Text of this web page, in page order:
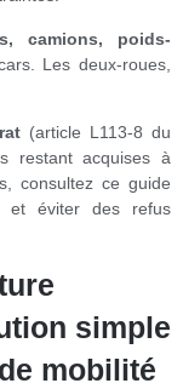
camions, poids-
Les deux-roues,
(article L113-8 du
restant acquises à
consultez ce guide
et éviter des refus
simple
mobilité